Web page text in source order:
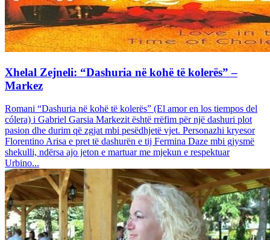
Xhelal Zejneli: “Dashuria në kohë të kolerës” –
Markez
Romani “Dashuria në kohë të kolerës” (El amor en los tiempos del
cólera) i Gabriel Garsia Markezit është rrëfim për një dashuri plot
pasion dhe durim që zgjat mbi pesëdhjetë vjet. Personazhi kryesor
Florentino Arisa e pret të dashurën e tij Fermina Daze mbi gjysmë
shekulli, ndërsa ajo jeton e martuar me mjekun e respektuar
Urbino...